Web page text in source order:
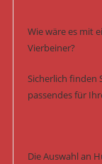
Wie wäre es mit
Vierbeiner?
Sicherlich finden
passendes für
Die Auswahl an